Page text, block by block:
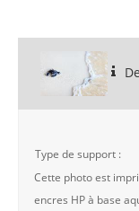
Type de support :
Cette photo est
encres HP à base